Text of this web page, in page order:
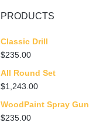
PRODUCTS
Classic Drill
$235.00
All Round Set
$1,243.00
WoodPaint Spray Gun
$235.00